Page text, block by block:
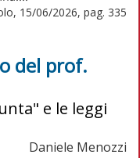
15/06/2026, pag. 335
del prof.
e le leggi
Daniele Menozzi